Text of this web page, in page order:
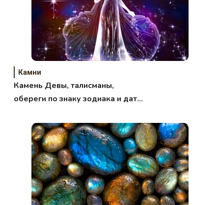
Камни
Камень Девы, талисманы,
обереги по знаку зодиака и дате